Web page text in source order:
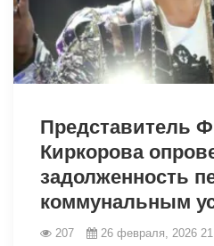
Представитель
Киркорова
задолженность
коммунальным
207 26 февраля, 2026